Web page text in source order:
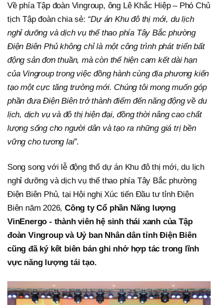
Về phía Tập đoàn Vingroup, ông Lê Khắc Hiệp – Phó Chủ
tịch Tập đoàn chia sẻ: “Dự án Khu đô thị mới, du lịch
nghỉ dưỡng và dịch vụ thể thao phía Tây Bắc phường
Điện Biên Phủ không chỉ là một công trình phát triển bất
động sản đơn thuần, mà còn thể hiện cam kết dài hạn
của Vingroup trong việc đồng hành cùng địa phương kiến
tạo một cực tăng trưởng mới. Chúng tôi mong muốn góp
phần đưa Điện Biên trở thành điểm đến năng động về du
lịch, dịch vụ và đô thị hiện đại, đồng thời nâng cao chất
lượng sống cho người dân và tạo ra những giá trị bền
vững cho tương lai”.
Song song với lễ động thổ dự án Khu đô thị mới, du lịch
nghỉ dưỡng và dịch vụ thể thao phía Tây Bắc phường
Điện Biên Phủ, tại Hội nghị Xúc tiến Đầu tư tỉnh Điện
Biên năm 2026,Công ty Cổ phần Năng lượng
VinEnergo - thành viên hệ sinh thái xanh của Tập
đoàn Vingroup và Uỷ ban Nhân dân tỉnh Điện Biên
cũng đã ký kết biên bản ghi nhớ hợp tác trong lĩnh
vực năng lượng tái tạo.